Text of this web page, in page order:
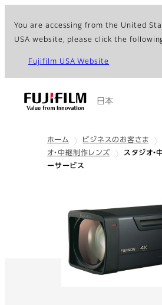
You are accessing from the United
USA website, please click the
Fujifilm USA Website
日本
ホーム ビジネスのお客さま
オ・中継制作レンズ
スタジオ・
ーサービス